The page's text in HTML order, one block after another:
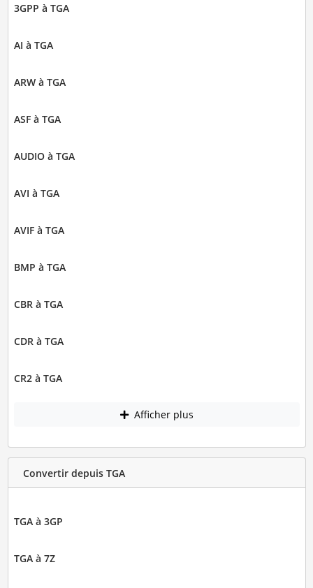
3GPP à TGA
AI à TGA
ARW à TGA
ASF à TGA
AUDIO à TGA
AVI à TGA
AVIF à TGA
BMP à TGA
CBR à TGA
CDR à TGA
CR2 à TGA
Afficher plus
Convertir depuis TGA
TGA à 3GP
TGA à 7Z